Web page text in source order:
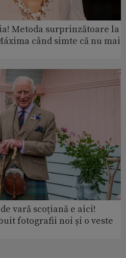
Metoda surprinzătoare la
când simte că nu mai
vară scoțiană e aici!
fotografii noi și o veste